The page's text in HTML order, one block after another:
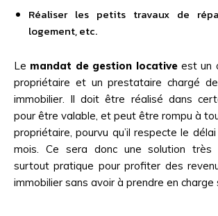
Réaliser les petits travaux de
logement, etc.
Le mandat de gestion locativeest un
propriétaire et un prestataire chargé
immobilier. Il doit être réalisé dans
pour être valable, et peut être rompu à
propriétaire, pourvu qu’il respecte le
mois. Ce sera donc une solution très
surtout pratique pour profiter des
immobilier sans avoir à prendre en charge